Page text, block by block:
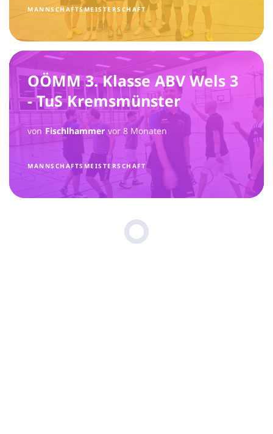
MANNSCHAFTSMEISTERSCHAFT
OÖMM 3. Klasse ABV Wels 3
- TuS Kremsmünster
von Fischlhammer vor 8 Monaten
MANNSCHAFTSMEISTERSCHAFT